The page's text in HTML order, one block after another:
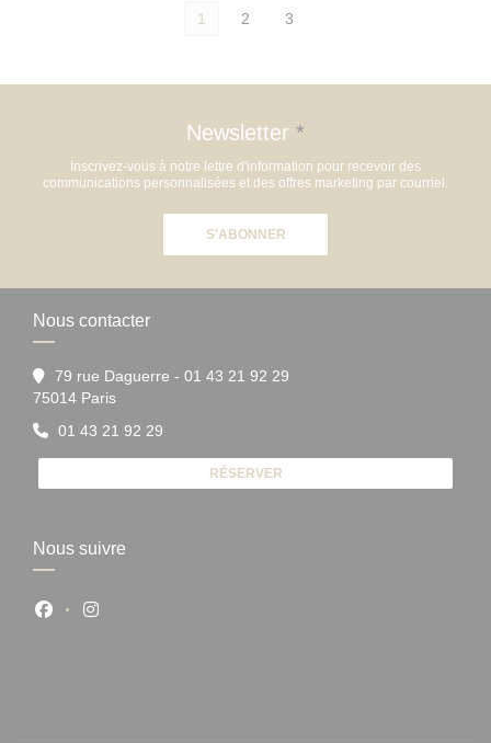
1 2 3
Newsletter *
Inscrivez-vous à notre lettre d'information pour recevoir des
communications personnalisées et des offres marketing par courriel.
S'ABONNER
Nous contacter
79 rue Daguerre - 01 43 21 92 29
75014 Paris((ouvre une nouvelle fenêtre))
01 43 21 92 29
RÉSERVER
Nous suivre
Facebook ((ouvre une nouvelle fenêtre))
Instagram ((ouvre une nouvelle fenêtre))